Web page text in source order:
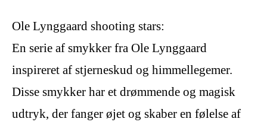
Ole Lynggaard shooting stars:
En serie af smykker fra Ole Lynggaard
inspireret af stjerneskud og himmellegemer.
Disse smykker har et drømmende og magisk
udtryk, der fanger øjet og skaber en følelse af